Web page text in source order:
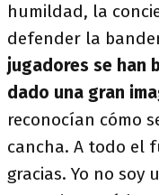
humildad, la
defender la
jugadores se han
dado una gran
reconocían cómo
cancha. A todo el
gracias. Yo no soy